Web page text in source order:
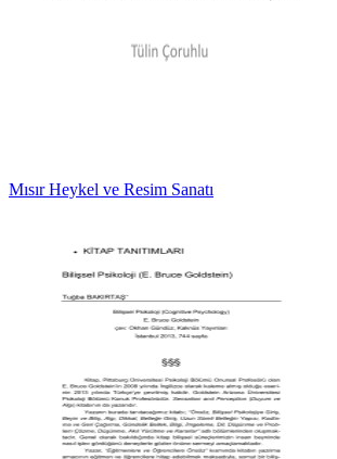
Mısır Heykel ve Resim Sanatı